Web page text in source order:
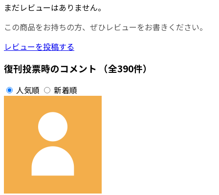
まだレビューはありません。
この商品をお持ちの方、ぜひレビューをお書きください。
レビューを投稿する
復刊投票時のコメント （全390件）
人気順 新着順